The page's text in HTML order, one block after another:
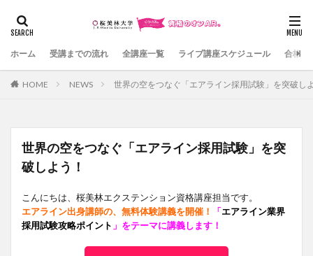
ホーム 受講までの流れ 全講座一覧 ライブ講座スケジュール 合格体
HOME NEWS 世界の空をつなぐ「エアライン採用試験」を突破し
世界の空をつなぐ「エアライン採用試験」を突
破しよう！
こんにちは、桜美林エクステンション資格講座担当です。
エアライン出身講師の、無料体験講義を開催！
「エアライン業界
採用試験攻略ポイント 」をテーマに講義します！
カテゴリー